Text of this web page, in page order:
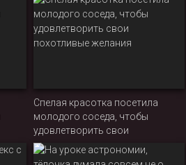
Спелая красотка посетила
молодого соседа, чтобы
удовлетворить свои
похотливые желания